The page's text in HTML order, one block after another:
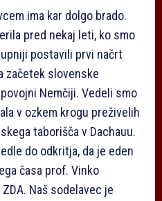
ima kar dolgo brado.
pred nekaj leti, ko smo
postavili prvi načrt
začetek slovenske
Nemčiji. Vedeli smo
v ozkem krogu preživelih
taborišča v Dachauu.
do odkritja, da je eden
časa prof. Vinko
Naš sodelavec je